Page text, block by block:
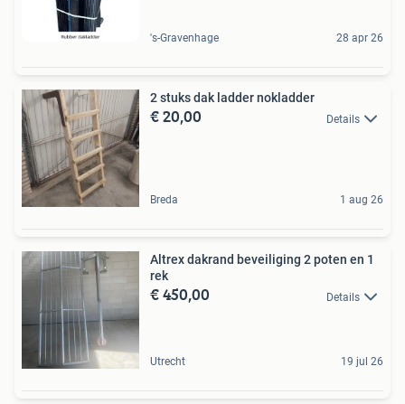
's-Gravenhage 28 apr 26
2 stuks dak ladder nokladder
€ 20,00 Details
Breda 1 aug 26
Altrex dakrand beveiliging 2 poten en 1
rek
€ 450,00 Details
Utrecht 19 jul 26